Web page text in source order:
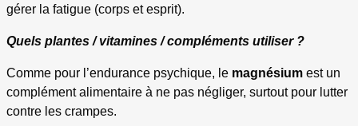
gérer la fatigue (corps et esprit).
Quels plantes / vitamines / compléments utiliser ?
Comme pour l’endurance psychique, le magnésium est un
complément alimentaire à ne pas négliger, surtout pour lutter
contre les crampes.